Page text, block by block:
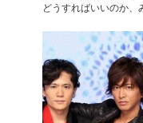
どうすればいいのか、